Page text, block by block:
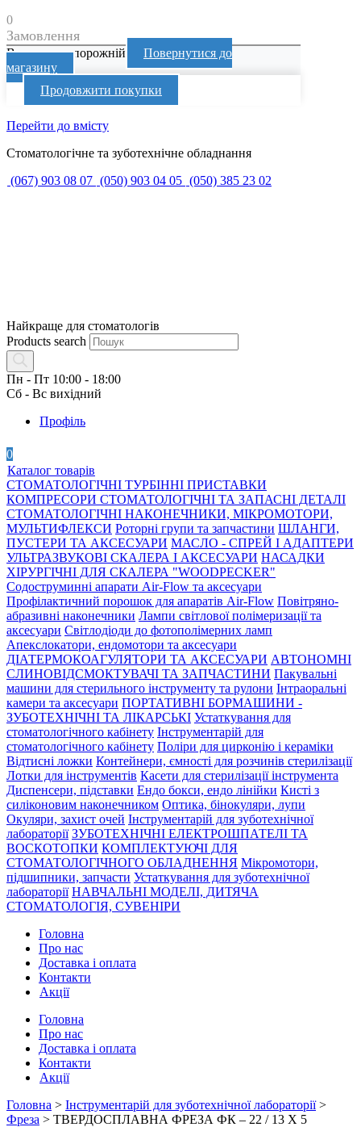
0
Замовлення
Ваш кошик порожній
Повернутися до
магазину
Продовжити покупки
Перейти до вмісту
Стоматологічне та зуботехнічне обладнання
(067) 903 08 07 (050) 903 04 05 (050) 385 23 02
Найкраще для стоматологів
Products search
Пн - Пт 10:00 - 18:00
Сб - Вс вихідний
Профіль
0
Каталог товарів
СТОМАТОЛОГІЧНІ ТУРБІННІ ПРИСТАВКИ
КОМПРЕСОРИ СТОМАТОЛОГІЧНІ ТА ЗАПАСНІ ДЕТАЛІ
СТОМАТОЛОГІЧНІ НАКОНЕЧНИКИ, МІКРОМОТОРИ,
МУЛЬТИФЛЕКСИ Роторні групи та запчастини ШЛАНГИ,
ПУСТЕРИ ТА АКСЕСУАРИ МАСЛО - СПРЕЙ І АДАПТЕРИ
УЛЬТРАЗВУКОВІ СКАЛЕРА І АКСЕСУАРИ НАСАДКИ
ХІРУРГІЧНІ ДЛЯ СКАЛЕРА "WOODPECKER"
Содоструминні апарати Air-Flow та аксесуари
Профілактичний порошок для апаратів Air-Flow Повітряно-
абразивні наконечники Лампи світлової полімеризації та
аксесуари Світлодіоди до фотополімерних ламп
Апекслокатори, ендомотори та аксесуари
ДІАТЕРМОКОАГУЛЯТОРИ ТА АКСЕСУАРИ АВТОНОМНІ
СЛИНОВІДСМОКТУВАЧІ ТА ЗАПЧАСТИНИ Пакувальні
машини для стерильного інструменту та рулони Інтраоральні
камери та аксесуари ПОРТАТИВНІ БОРМАШИНИ -
ЗУБОТЕХНІЧНІ ТА ЛІКАРСЬКІ Устаткування для
стоматологічного кабінету Інструментарій для
стоматологічного кабінету Поліри для цирконію і кераміки
Відтисні ложки Контейнери, ємності для розчинів стерилізації
Лотки для інструментів Касети для стерилізації інструмента
Диспенсери, підставки Ендо бокси, ендо лінійки Кисті з
силіконовим наконечником Оптика, бінокуляри, лупи
Окуляри, захист очей Інструментарій для зуботехнічної
лабораторії ЗУБОТЕХНІЧНІ ЕЛЕКТРОШПАТЕЛІ ТА
ВОСКОТОПКИ КОМПЛЕКТУЮЧІ ДЛЯ
СТОМАТОЛОГІЧНОГО ОБЛАДНЕННЯ Мікромотори,
підшипники, запчасти Устаткування для зуботехнічної
лабораторії НАВЧАЛЬНІ МОДЕЛІ, ДИТЯЧА
СТОМАТОЛОГІЯ, СУВЕНІРИ
Головна
Про нас
Доставка і оплата
Контакти
Акції
Головна
Про нас
Доставка і оплата
Контакти
Акції
Головна > Інструментарій для зуботехнічної лабораторії>
Фреза > ТВЕРДОСПЛАВНА ФРЕЗА ФК – 22 / 13 Х 5